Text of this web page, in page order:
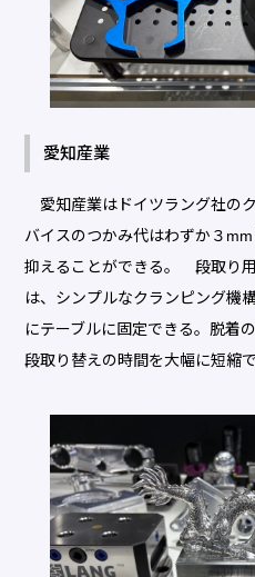
愛知産業
愛知産業はドイツラング社の
バイスのつかみ代はわずか３
抑えることができる。 段取り
は、シンプルなクランピング機
にテーブルに固定できる。脱着
段取り替えの時間を大幅に短縮で